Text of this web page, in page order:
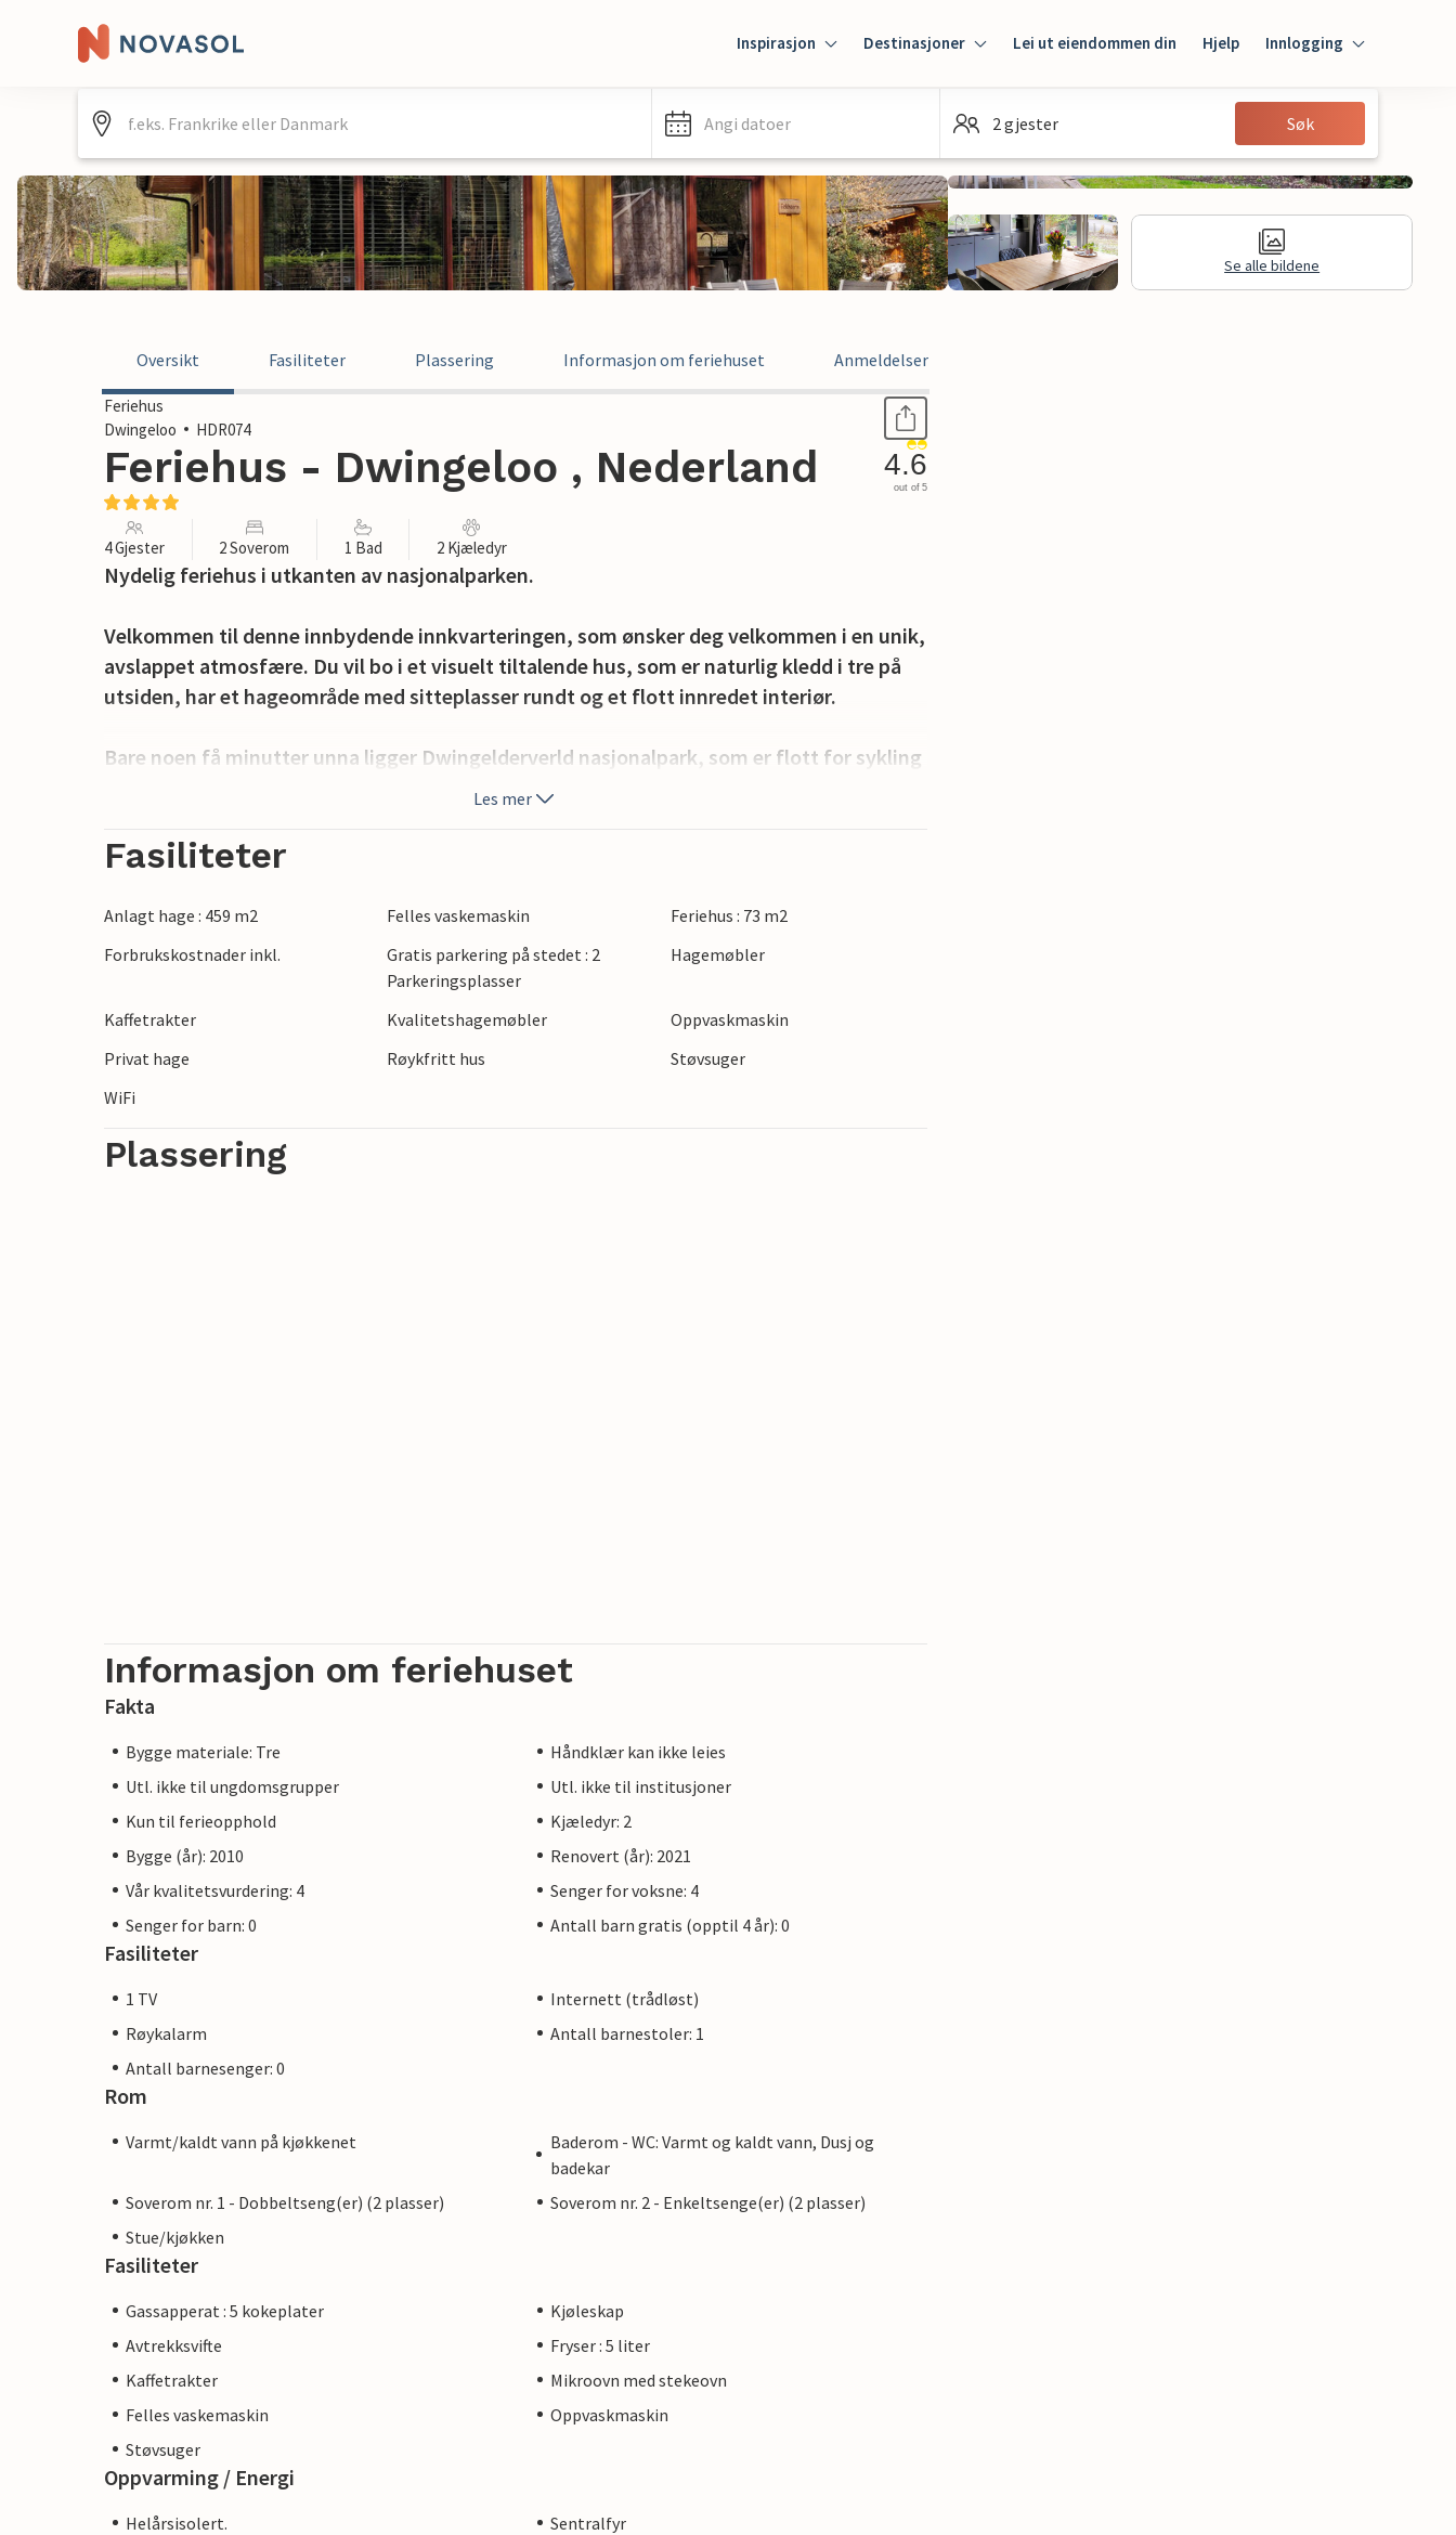
Inspirasjon Destinasjoner Lei ut eiendommen din Hjelp Innlogging
Innlogging
Gjest
Angi datoer 2 gjester Søk
Se alle bildene
Oversikt Fasiliteter Plassering Informasjon om feriehuset Anmeldelser
Feriehus
Dwingeloo
HDR074
Feriehus - Dwingeloo , Nederland 4.6
out of 5
4 Gjester 2 Soverom 1 Bad 2 Kjæledyr
Nydelig feriehus i utkanten av nasjonalparken.
Velkommen til denne innbydende innkvarteringen, som ønsker deg velkommen i en unik,
avslappet atmosfære. Du vil bo i et visuelt tiltalende hus, som er naturlig kledd i tre på
utsiden, har et hageområde med sitteplasser rundt og et flott innredet interiør.
Bare noen få minutter unna ligger Dwingelderverld nasjonalpark, som er flott for sykling
eller fotturer. Ta med piknik og nyt den friske luften. Nasjonalparken Weerribben-Wieden
kommunene som Assen, Meppel eller Emmen.
Gled deg til en hyggelig pause fra hverdagen med familie eller venner.
Les mer
Fasiliteter
Anlagt hage : 459 m2 Felles vaskemaskin
Feriehus : 73 m2
Forbrukskostnader inkl.
Gratis parkering på stedet : 2
Parkeringsplasser
Hagemøbler
Kaffetrakter Kvalitetshagemøbler
Oppvaskmaskin
Privat hage
Røykfritt hus
Støvsuger
WiFi
Plassering
Informasjon om feriehuset
Fakta
Bygge materiale: Tre
Håndklær kan ikke leies
Utl. ikke til ungdomsgrupper
Utl. ikke til institusjoner
Kun til ferieopphold
Kjæledyr: 2
Bygge (år): 2010
Renovert (år): 2021
Vår kvalitetsvurdering: 4
Senger for voksne: 4
Senger for barn: 0
Antall barn gratis (opptil 4 år): 0
Fasiliteter
1 TV
Internett (trådløst)
Røykalarm
Antall barnestoler: 1
Antall barnesenger: 0
Rom
Varmt/kaldt vann på kjøkkenet
Baderom - WC: Varmt og kaldt vann, Dusj og
badekar
Soverom nr. 1 - Dobbeltseng(er) (2 plasser)
Soverom nr. 2 - Enkeltsenge(er) (2 plasser)
Stue/kjøkken
Fasiliteter
Gassapperat : 5 kokeplater
Kjøleskap
Avtrekksvifte
Fryser : 5 liter
Kaffetrakter
Mikroovn med stekeovn
Felles vaskemaskin
Oppvaskmaskin
Støvsuger
Oppvarming / Energi
Helårsisolert. Sentralfyr